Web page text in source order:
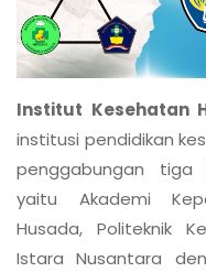
Institut Kesehatan
institusi pendidikan
penggabungan tiga
yaitu Akademi
Husada, Politeknik
Istara Nusantara